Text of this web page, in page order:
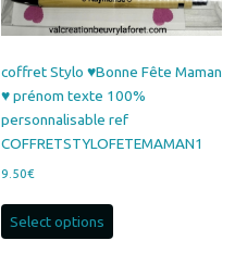
coffret Stylo ♥Bonne Fête Maman
♥ prénom texte 100%
personnalisable ref
COFFRETSTYLOFETEMAMAN1
9.50€
Select options